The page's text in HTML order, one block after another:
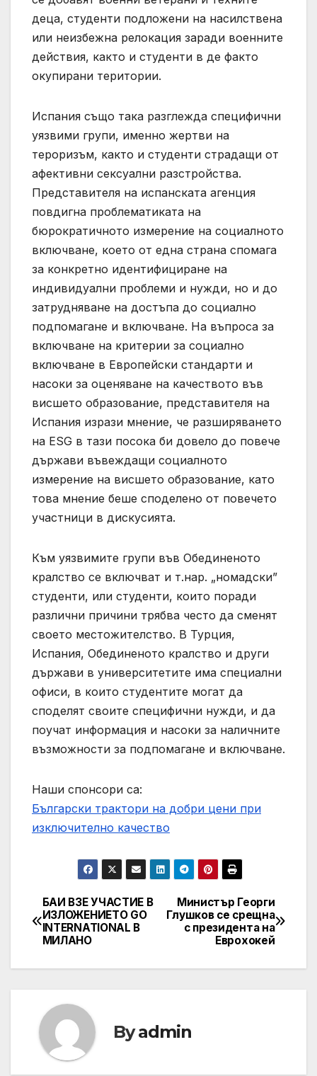
деца, студенти подложени на насилствена
или неизбежна релокация заради военните
действия, както и студенти в де факто
окупирани територии.
Испания също така разглежда специфични
уязвими групи, именно жертви на
тероризъм, както и студенти страдащи от
афективни сексуални разстройства.
Представителя на испанската агенция
повдигна проблематиката на
бюрократичното измерение на социалното
включване, което от една страна спомага
за конкретно идентифициране на
индивидуални проблеми и нужди, но и до
затрудняване на достъпа до социално
подпомагане и включване. На въпроса за
включване на критерии за социално
включване в Европейски стандарти и
насоки за оценяване на качеството във
висшето образование, представителя на
Испания изрази мнение, че разширяването
на ESG в тази посока би довело до повече
държави въвеждащи социалното
измерение на висшето образование, като
това мнение беше споделено от повечето
участници в дискусията.
Към уязвимите групи във Обединеното
кралство се включват и т.нар. „номадски”
студенти, или студенти, които поради
различни причини трябва често да сменят
своето местожителство. В Турция,
Испания, Обединеното кралство и други
държави в университетите има специални
офиси, в които студентите могат да
споделят своите специфични нужди, и да
поучат информация и насоки за наличните
възможности за подпомагане и включване.
Наши спонсори са:
Български трактори на добри цени при
изключително качество
Post
navigation
Министър Георги
Глушков се срещна
с президента на
Еврохокей
БАИ ВЗЕ УЧАСТИЕ В
ИЗЛОЖЕНИЕТО GO
INTERNATIONAL В
МИЛАНО
Byadmin